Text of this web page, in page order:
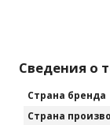
Сведения о
Страна бренда
Страна